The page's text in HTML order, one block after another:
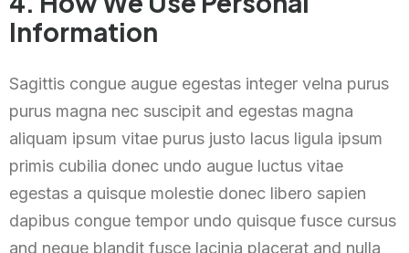
Information
Sagittis congue augue egestas integer velna purus
purus magna nec suscipit and egestas magna
aliquam ipsum vitae purus justo lacus ligula ipsum
primis cubilia donec undo augue luctus vitae
egestas a quisque molestie donec libero sapien
dapibus congue tempor undo quisque fusce cursus
and neque blandit fusce lacinia placerat and nulla